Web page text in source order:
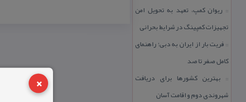
×
:: ریوان كمپ، تعهد به تحویل امن
تجهیزات كمپینگ در شرایط بحرانی
:: فریت بار از ایران به دبی؛ راهنمای
كامل صفر تا صد
:: بهترین كشورها برای دریافت
شهروندی دوم و اقامت آسان